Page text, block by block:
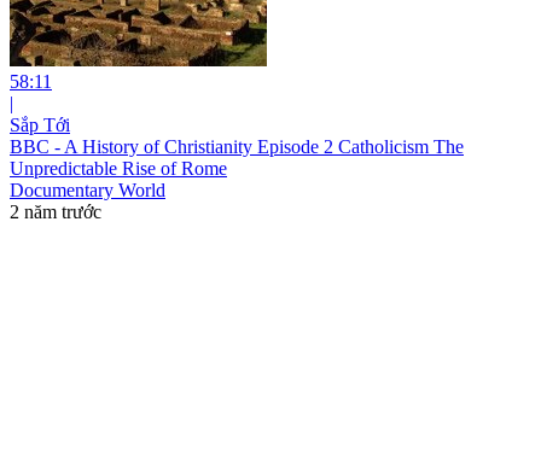
58:11
|
Sắp Tới
BBC - A History of Christianity Episode 2 Catholicism The
Unpredictable Rise of Rome
Documentary World
2 năm trước